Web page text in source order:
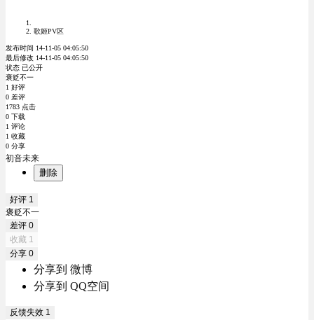
歌姬PV区
发布时间 14-11-05 04:05:50
最后修改 14-11-05 04:05:50
状态 已公开
褒贬不一
1 好评
0 差评
1783 点击
0 下载
1 评论
1 收藏
0 分享
初音未来
删除
好评 1
褒贬不一
差评 0
收藏 1
分享 0
分享到 微博
分享到 QQ空间
反馈失效 1